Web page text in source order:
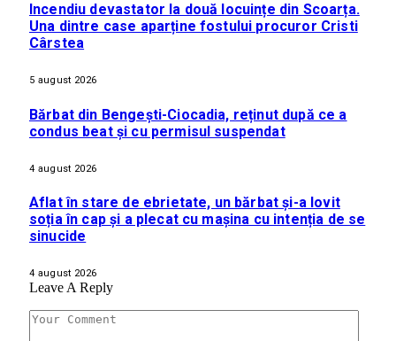
Incendiu devastator la două locuințe din Scoarța.
Una dintre case aparține fostului procuror Cristi
Cârstea
5 august 2026
Bărbat din Bengești-Ciocadia, reținut după ce a
condus beat și cu permisul suspendat
4 august 2026
Aflat în stare de ebrietate, un bărbat și-a lovit
soția în cap și a plecat cu mașina cu intenția de se
sinucide
4 august 2026
Leave A Reply